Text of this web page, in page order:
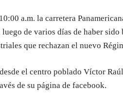
a.m. la carretera
luego de varios días de haber
que rechazan el nuevo
el centro poblado Víctor
de su página de facebook.